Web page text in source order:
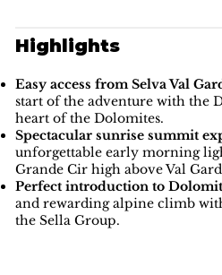
Highlights
Easy access from Selva Val
start of the adventure with the
heart of the Dolomites.
Spectacular sunrise summit
unforgettable early morning
Grande Cir high above Val
Perfect introduction to
and rewarding alpine climb
the Sella Group.